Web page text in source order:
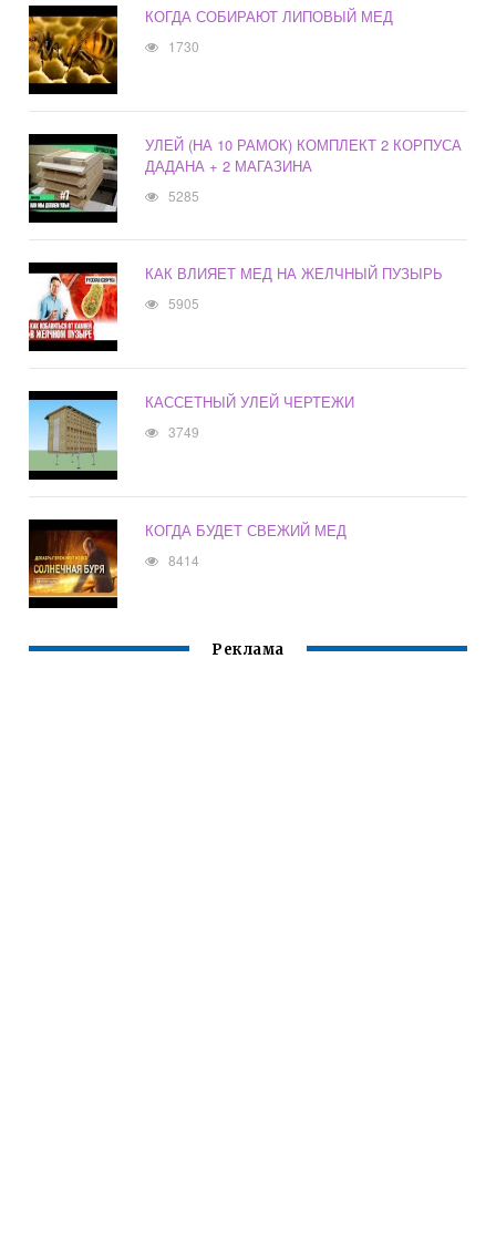
КОГДА СОБИРАЮТ ЛИПОВЫЙ МЕД
1730
УЛЕЙ (НА 10 РАМОК) КОМПЛЕКТ 2 КОРПУСА
ДАДАНА + 2 МАГАЗИНА
5285
КАК ВЛИЯЕТ МЕД НА ЖЕЛЧНЫЙ ПУЗЫРЬ
5905
КАССЕТНЫЙ УЛЕЙ ЧЕРТЕЖИ
3749
КОГДА БУДЕТ СВЕЖИЙ МЕД
8414
Реклама